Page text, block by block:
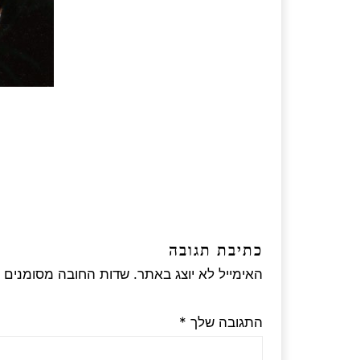
כתיבת תגובה
האימייל לא יוצג באתר. שדות החובה מסומנים
התגובה שלך *